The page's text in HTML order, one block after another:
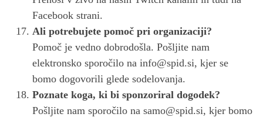
Facebook strani.
Ali potrebujete pomoč pri organizaciji?
Pomoč je vedno dobrodošla. Pošljite nam
elektronsko sporočilo na info@spid.si, kjer se
bomo dogovorili glede sodelovanja.
Poznate koga, ki bi sponzoriral dogodek?
Pošljite nam sporočilo na samo@spid.si, kjer bomo